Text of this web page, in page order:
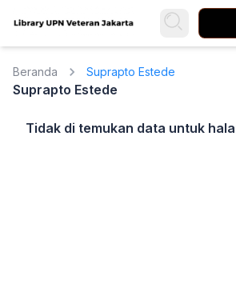
Beranda Suprapto Estede
Suprapto Estede
Tidak di temukan data untuk